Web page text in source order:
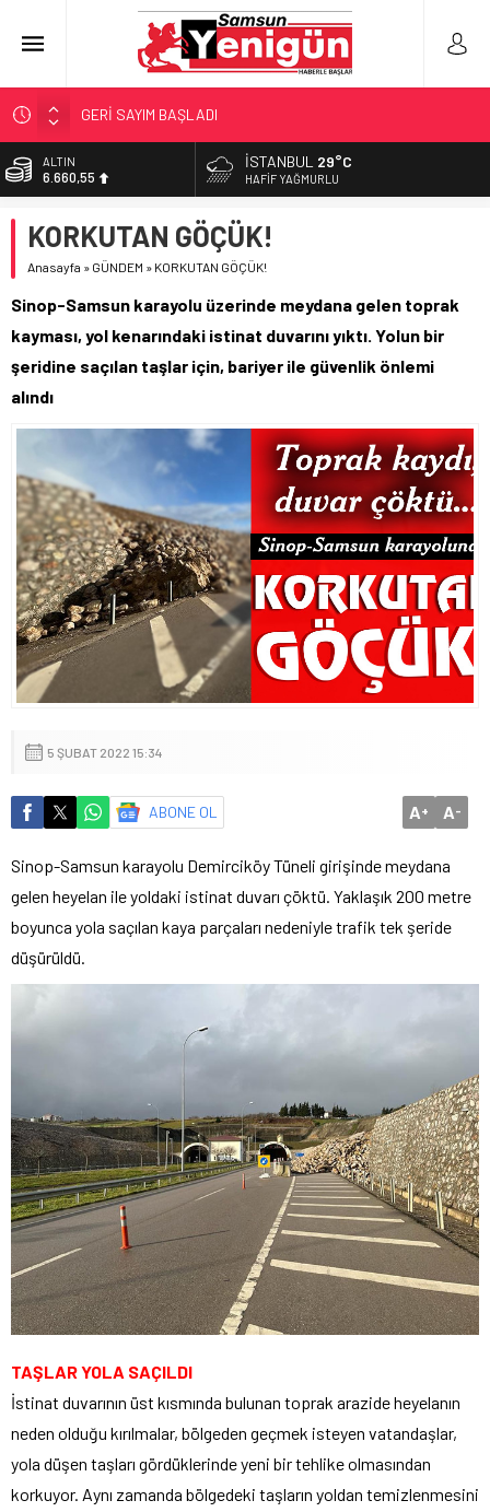
GERİ SAYIM BAŞLADI
SAMSUNSPOR’DA HEDEF 5’İNCİLİK!
‘BAFRA’YA YATIRIM YAPIN!’
YÖNETİCİ SEÇERKEN YAPILAN EN BÜYÜK HATALAR
BİST
13.779,39
47,7111
EURO
6.660,55
İSTANBUL 29°C
HAFIF YAĞMURLU
KORKUTAN GÖÇÜK!
Anasayfa » GÜNDEM » KORKUTAN GÖÇÜK!
Sinop-Samsun karayolu üzerinde meydana gelen toprak
kayması, yol kenarındaki istinat duvarını yıktı. Yolun bir
şeridine saçılan taşlar için, bariyer ile güvenlik önlemi
alındı
5 ŞUBAT 2022 15:34
ABONE OL A+ A-
Sinop-Samsun karayolu Demirciköy Tüneli girişinde meydana
gelen heyelan ile yoldaki istinat duvarı çöktü. Yaklaşık 200 metre
boyunca yola saçılan kaya parçaları nedeniyle trafik tek şeride
düşürüldü.
TAŞLAR YOLA SAÇILDI
İstinat duvarının üst kısmında bulunan toprak arazide heyelanın
neden olduğu kırılmalar, bölgeden geçmek isteyen vatandaşlar,
yola düşen taşları gördüklerinde yeni bir tehlike olmasından
korkuyor. Aynı zamanda bölgedeki taşların yoldan temizlenmesini